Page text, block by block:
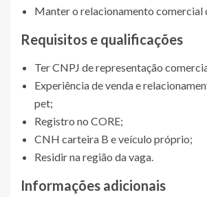
Manter o relacionamento comercial
Requisitos e qualificações
Ter CNPJ de representação
Experiência de venda e
pet;
Registro no CORE;
CNH carteira B e veículo próprio;
Residir na região da vaga.
Informações adicionais